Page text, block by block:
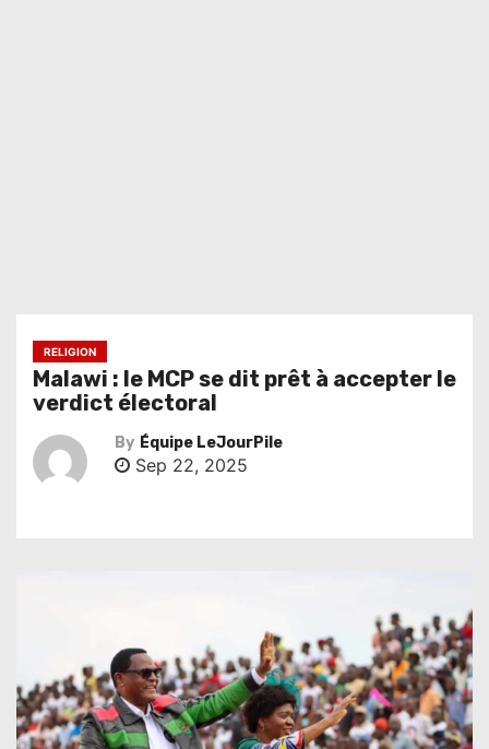
RELIGION
Malawi : le MCP se dit prêt à accepter le
verdict électoral
By Équipe LeJourPile
Sep 22, 2025